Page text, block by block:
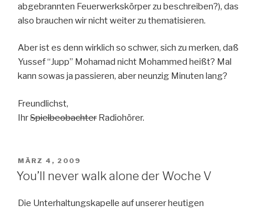
abgebrannten Feuerwerkskörper zu beschreiben?), das
also brauchen wir nicht weiter zu thematisieren.
Aber ist es denn wirklich so schwer, sich zu merken, daß
Yussef “Jupp” Mohamad nicht Mohammed heißt? Mal
kann sowas ja passieren, aber neunzig Minuten lang?
Freundlichst,
IhrSpielbeobachter Radiohörer.
VERÖFFENTLICHT
AM
MÄRZ 4, 2009
You’ll never walk alone der Woche V
Die Unterhaltungskapelle auf unserer heutigen